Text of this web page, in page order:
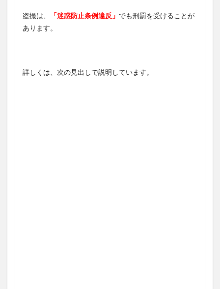
盗撮は、 「迷惑防止条例違反」 でも刑罰を受けることが
あります。
詳しくは、次の見出しで説明しています。